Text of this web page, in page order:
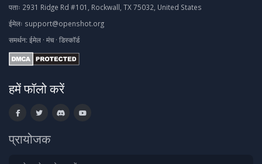
पताः 2931 Ridge Rd #101, Rockwall, TX 75032, United States
ईमेलः support@openshot.org
समर्थन: ईमेल · मंच· डिस्कॉर्ड
हमें फॉलो करें
प्रायोजक